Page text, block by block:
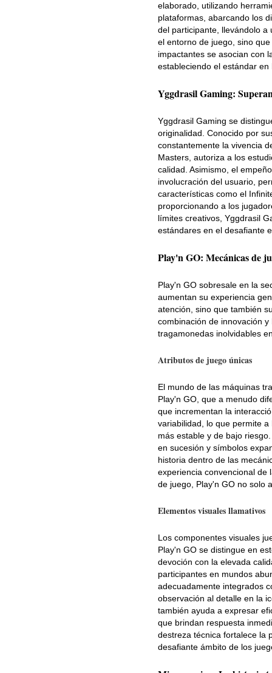
elaborado, utilizando
plataformas, abarcando los
del participante, llevándolo a
el entorno de juego, sino
impactantes se asocian con
estableciendo el estándar
Yggdrasil Gaming:
Yggdrasil Gaming se
originalidad. Conocido por
constantemente la vivencia
Masters, autoriza a los
calidad. Asimismo, el
involucración del usuario,
características como el
proporcionando a los
límites creativos, Yggdrasil
estándares en el desafiante
Play'n GO: Mecánicas de
Play'n GO sobresale en la
aumentan su experiencia
atención, sino que también
combinación de innovación
tragamonedas inolvidables
Atributos de juego únicas
El mundo de las máquinas
Play'n GO, que a menudo
que incrementan la
variabilidad, lo que permite
más estable y de bajo
en sucesión y símbolos
historia dentro de las
experiencia convencional de
de juego, Play'n GO no solo
Elementos visuales llamativos
Los componentes visuales
Play'n GO se distingue en
devoción con la elevada
participantes en mundos
adecuadamente integrados
observación al detalle en la
también ayuda a expresar
que brindan respuesta
destreza técnica fortalece la
desafiante ámbito de los